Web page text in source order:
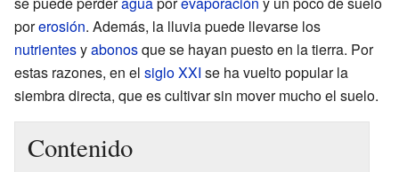
porerosión. Además, la lluvia puede llevarse los
nutrientesyabonosque se hayan puesto en la tierra. Por
estas razones, en el siglo XXI se ha vuelto popular la
siembra directa, que es cultivar sin mover mucho el suelo.
Contenido